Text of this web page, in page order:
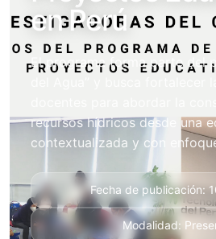
en Perú
El programa forma parte del
recursos hídricos desde una
contextualizada y con
Fecha de publicación:
Modalidad: